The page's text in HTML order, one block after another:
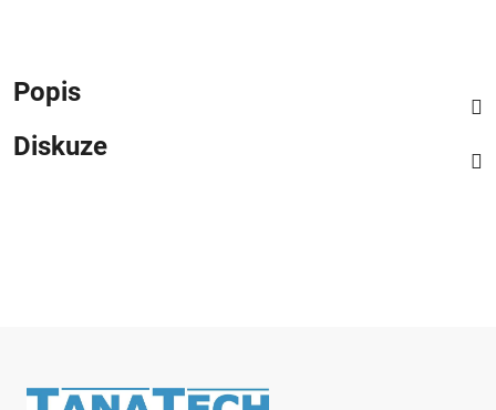
Popis
Diskuze
Zápatí